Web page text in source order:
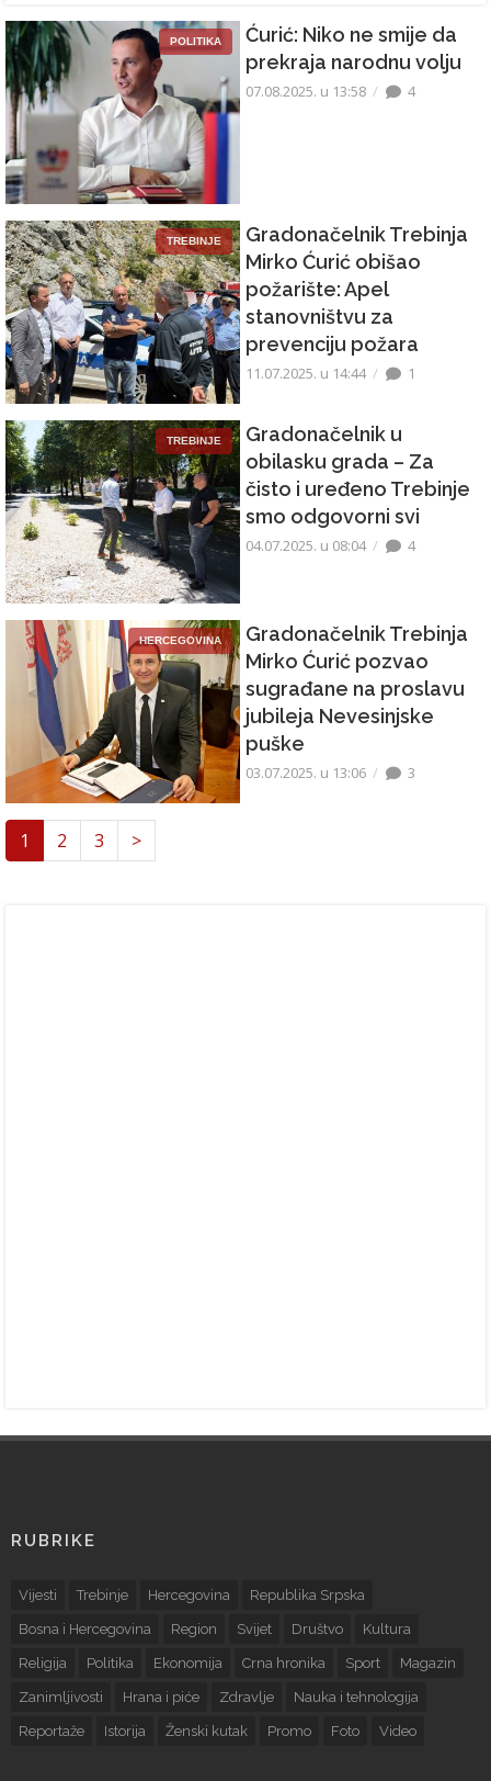
POLITIKA
Ćurić: Niko ne smije da
prekraja narodnu volju
07.08.2025. u 13:58 4
TREBINJE
Gradonačelnik Trebinja
Mirko Ćurić obišao
požarište: Apel
stanovništvu za
prevenciju požara
11.07.2025. u 14:44 1
TREBINJE
Gradonačelnik u
obilasku grada – Za
čisto i uređeno Trebinje
smo odgovorni svi
04.07.2025. u 08:04 4
HERCEGOVINA
Gradonačelnik Trebinja
Mirko Ćurić pozvao
sugrađane na proslavu
jubileja Nevesinjske
puške
03.07.2025. u 13:06 3
1 2 3 >
RUBRIKE
Vijesti Trebinje Hercegovina Republika Srpska
Bosna i Hercegovina Region Svijet Društvo Kultura
Religija Politika Ekonomija Crna hronika Sport Magazin
Zanimljivosti Hrana i piće Zdravlje Nauka i tehnologija
Reportaže Istorija Ženski kutak Promo Foto Video